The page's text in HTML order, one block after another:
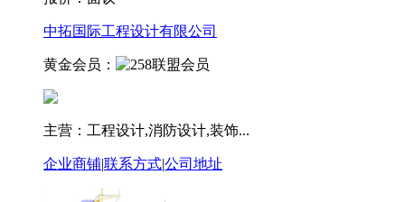
中拓国际工程设计有限公司
黄金会员：
主营：工程设计,消防设计,装饰...
企业商铺|联系方式|公司地址